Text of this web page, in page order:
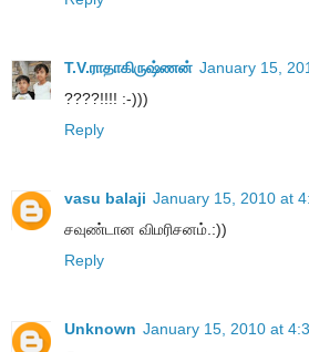
T.V.ராதாகிருஷ்ணன் January 15,
????!!!! :-)))
Reply
vasu balaji January 15, 2010 at
சவுண்டான விமரிசனம்.:))
Reply
Unknown January 15, 2010 at